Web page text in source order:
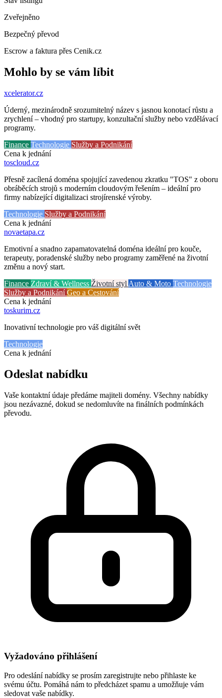
Zveřejněno
Bezpečný převod
Escrow a faktura přes Cenik.cz
Mohlo by se vám líbit
xcelerator.cz
Úderný, mezinárodně srozumitelný název s jasnou konotací růstu a
zrychlení – vhodný pro startupy, konzultační služby nebo vzdělávací
programy.
Finance Technologie Služby a Podnikání
Cena k jednání
toscloud.cz
Přesně zacílená doména spojující zavedenou zkratku "TOS" z oboru
obráběcích strojů s moderním cloudovým řešením – ideální pro
firmy nabízející digitalizaci strojírenské výroby.
Technologie Služby a Podnikání
Cena k jednání
novaetapa.cz
Emotivní a snadno zapamatovatelná doména ideální pro kouče,
terapeuty, poradenské služby nebo programy zaměřené na životní
změnu a nový start.
Finance Zdraví & Wellness Životní styl Auto & Moto Technologie
Služby a PodnikáníGeo a Cestování
Cena k jednání
toskurim.cz
Inovativní technologie pro váš digitální svět
Technologie
Cena k jednání
Odeslat nabídku
Vaše kontaktní údaje předáme majiteli domény. Všechny nabídky
jsou nezávazné, dokud se nedomluvíte na finálních podmínkách
převodu.
Vyžadováno přihlášení
Pro odeslání nabídky se prosím zaregistrujte nebo přihlaste ke
svému účtu. Pomáhá nám to předcházet spamu a umožňuje vám
sledovat vaše nabídky.